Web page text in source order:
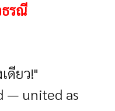
ธรณี
ดียว!"
— united as